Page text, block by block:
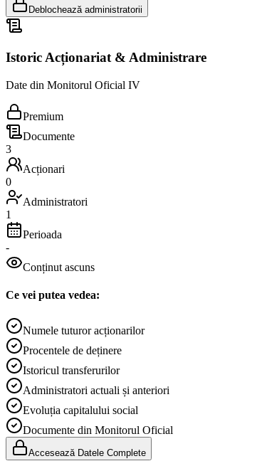
Deblochează administratorii
Istoric Acționariat & Administrare
Date din Monitorul Oficial IV
Premium
Documente
3
Acționari
0
Administratori
1
Perioada
-
Conținut ascuns
Ce vei putea vedea:
Numele tuturor acționarilor
Procentele de deținere
Istoricul transferurilor
Administratori actuali și anteriori
Evoluția capitalului social
Documente din Monitorul Oficial
Accesează Datele Complete